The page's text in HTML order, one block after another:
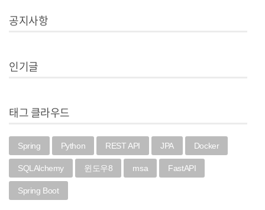
공지사항
인기글
태그 클라우드
Spring Python REST API JPA Docker
SQLAlchemy 윈도우8 msa FastAPI
Spring Boot